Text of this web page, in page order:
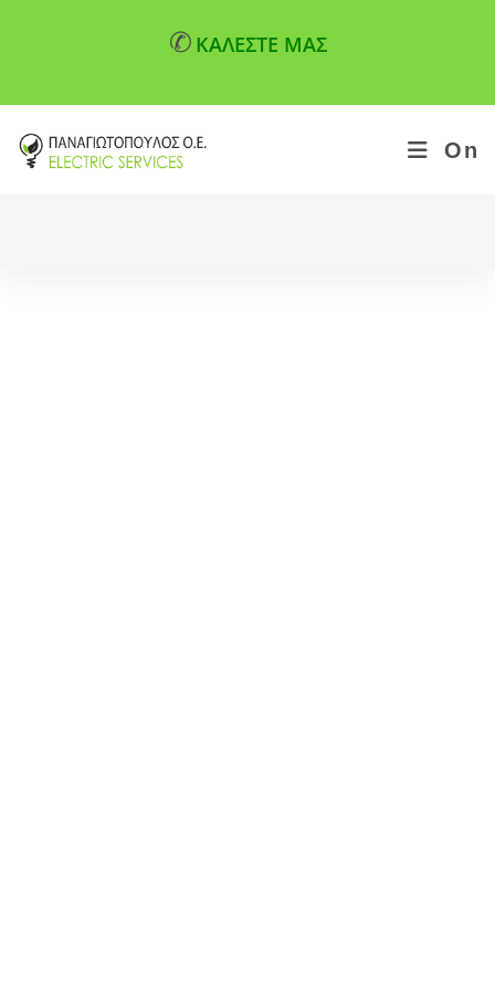
✆ ΚΑΛΕΣΤΕ ΜΑΣ
On